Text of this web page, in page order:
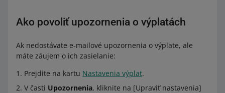
Ako povoliť upozornenia o výplatách
Ak nedostávate e-mailové upozornenia o výplate, ale
máte záujem o ich zasielanie:
Prejdite na kartu Nastavenia výplat.
V časti Upozornenia, kliknite na [Upraviť nastavenia]